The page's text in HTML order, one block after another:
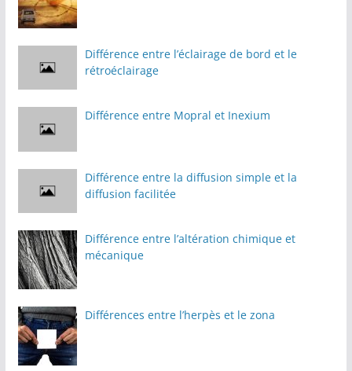
Différence entre l’éclairage de bord et le
rétroéclairage
Différence entre Mopral et Inexium
Différence entre la diffusion simple et la
diffusion facilitée
Différence entre l’altération chimique et
mécanique
Différences entre l’herpès et le zona